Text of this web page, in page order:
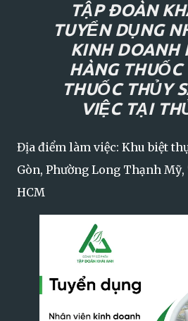
TẬP ĐOÀN
TUYỂN DỤNG
KINH DOANH
HÀNG THUỐC
THUỐC THỦY
VIỆC TẠI
Địa điểm làm việc: Khu biệt
Gòn, Phường Long Thạnh Mỹ,
HCM